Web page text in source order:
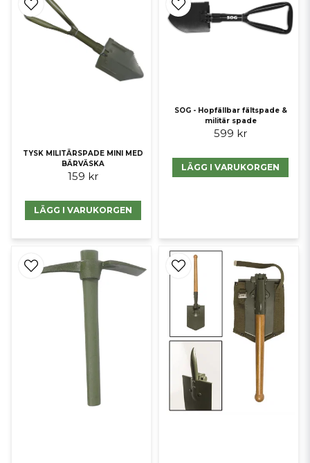
TYSK MILITÄRSPADE MINI MED
BÄRVÄSKA
159 kr
LÄGG I VARUKORGEN
SOG - Hopfällbar fältspade &
militär spade
599 kr
LÄGG I VARUKORGEN